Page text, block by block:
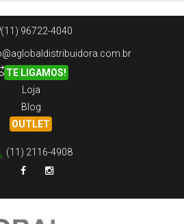
(11) 96722-4040
TE LIGAMOS!
Loja
Blog
OUTLET
(11) 2116-4908